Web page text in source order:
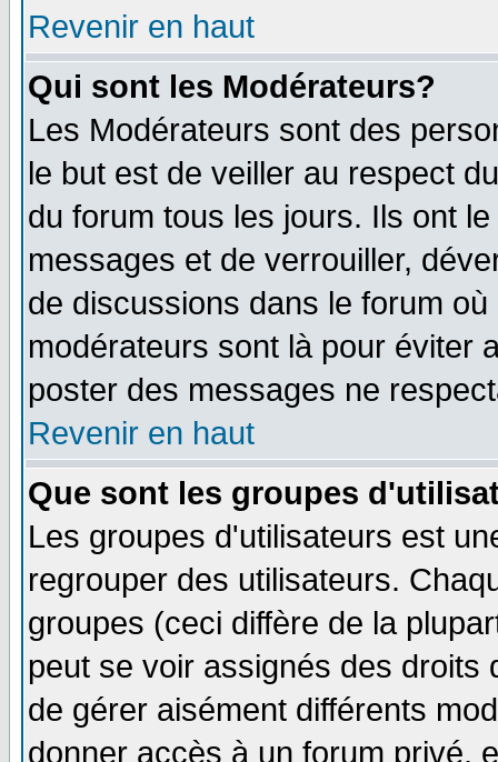
Revenir en haut
Qui sont les Modérateurs?
Les Modérateurs sont des
le but est de veiller au respect
du forum tous les jours. Ils ont
messages et de verrouiller,
de discussions dans le forum
modérateurs sont là pour éviter
poster des messages ne
Revenir en haut
Que sont les groupes
Les groupes d'utilisateurs est
regrouper des utilisateurs.
groupes (ceci diffère de la
peut se voir assignés des
de gérer aisément différents
donner accès à un forum privé,